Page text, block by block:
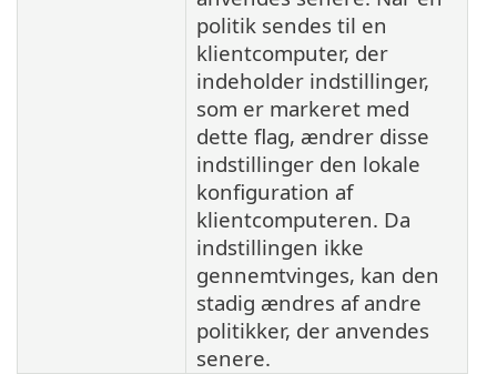
politik sendes til en
klientcomputer, der
indeholder indstillinger,
som er markeret med
dette flag, ændrer disse
indstillinger den lokale
konfiguration af
klientcomputeren. Da
indstillingen ikke
gennemtvinges, kan den
stadig ændres af andre
politikker, der anvendes
senere.